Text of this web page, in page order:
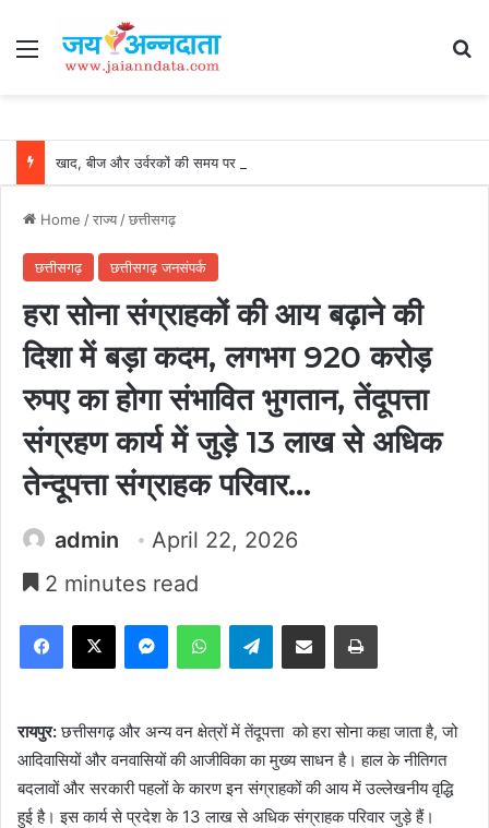
Menu
Home /राज्य/छत्तीसगढ़
छत्तीसगढ़ छत्तीसगढ़ जनसंपर्क
हरा सोना संग्राहकों की आय बढ़ाने की
दिशा में बड़ा कदम, लगभग 920 करोड़
रुपए का होगा संभावित भुगतान, तेंदूपत्ता
संग्रहण कार्य में जुड़े 13 लाख से अधिक
तेन्दूपत्ता संग्राहक परिवार…
admin
April 22, 2026
2 minutes read
Facebook
X MessengerWhatsAppTelegramShare via Email Print
रायपुर:छत्तीसगढ़ और अन्य वन क्षेत्रों में तेंदूपत्ता को हरा सोना कहा जाता है, जो
आदिवासियों और वनवासियों की आजीविका का मुख्य साधन है। हाल के नीतिगत
बदलावों और सरकारी पहलों के कारण इन संग्राहकों की आय में उल्लेखनीय वृद्धि
हुई है। इस कार्य से प्रदेश के 13 लाख से अधिक संग्राहक परिवार जुड़े हैं।